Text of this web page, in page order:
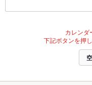
カレンダ
下記ボタンを押